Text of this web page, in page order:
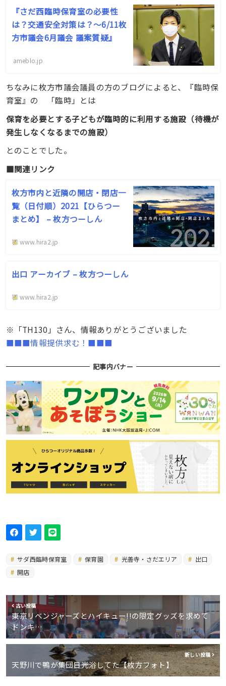
『さだ西臨時保育室の必要性
は？交通安全対策は？〜6/11枚
方市議会6月議会 議案質疑』
ameblo.jp
ちなみに枚方市議会議員の方のブログによると、『臨時保
育室』の 「臨時」とは
保育を必要とする子どもが臨時的に利用する施設（待機が
発生しなくなるまでの施設）
とのことでした。
■関連リンク
枚方市内と近隣の開店・閉店一
覧（日付順）2021【ひらつー
まとめ】 – 枚方つーしん
www.hira2.jp
出口 アーカイブ – 枚方つーしん
www.hira2.jp
※「TH130」さん、情報ありがとうございました
■■■情報提供求む！■■■
記事内バナー
サダ西臨時保育室 保育園 光善寺・さだエリア
出口
開店
古い投稿
東京リベンジャーズとハイキュー!!の限定グッズを求めて
ドンキ…
新しい投稿
天野川で鴨が集団日光浴してた【枚方フォト】